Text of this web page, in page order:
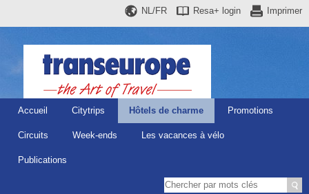
Imprimer
Resa+ login
NL/FR
Accueil Citytrips Hôtels de charme Promotions
Circuits Week-ends Les vacances à vélo
Publications